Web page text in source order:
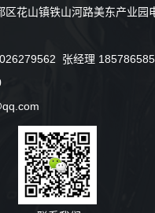
花山镇铁山河路美东产业园
张经理